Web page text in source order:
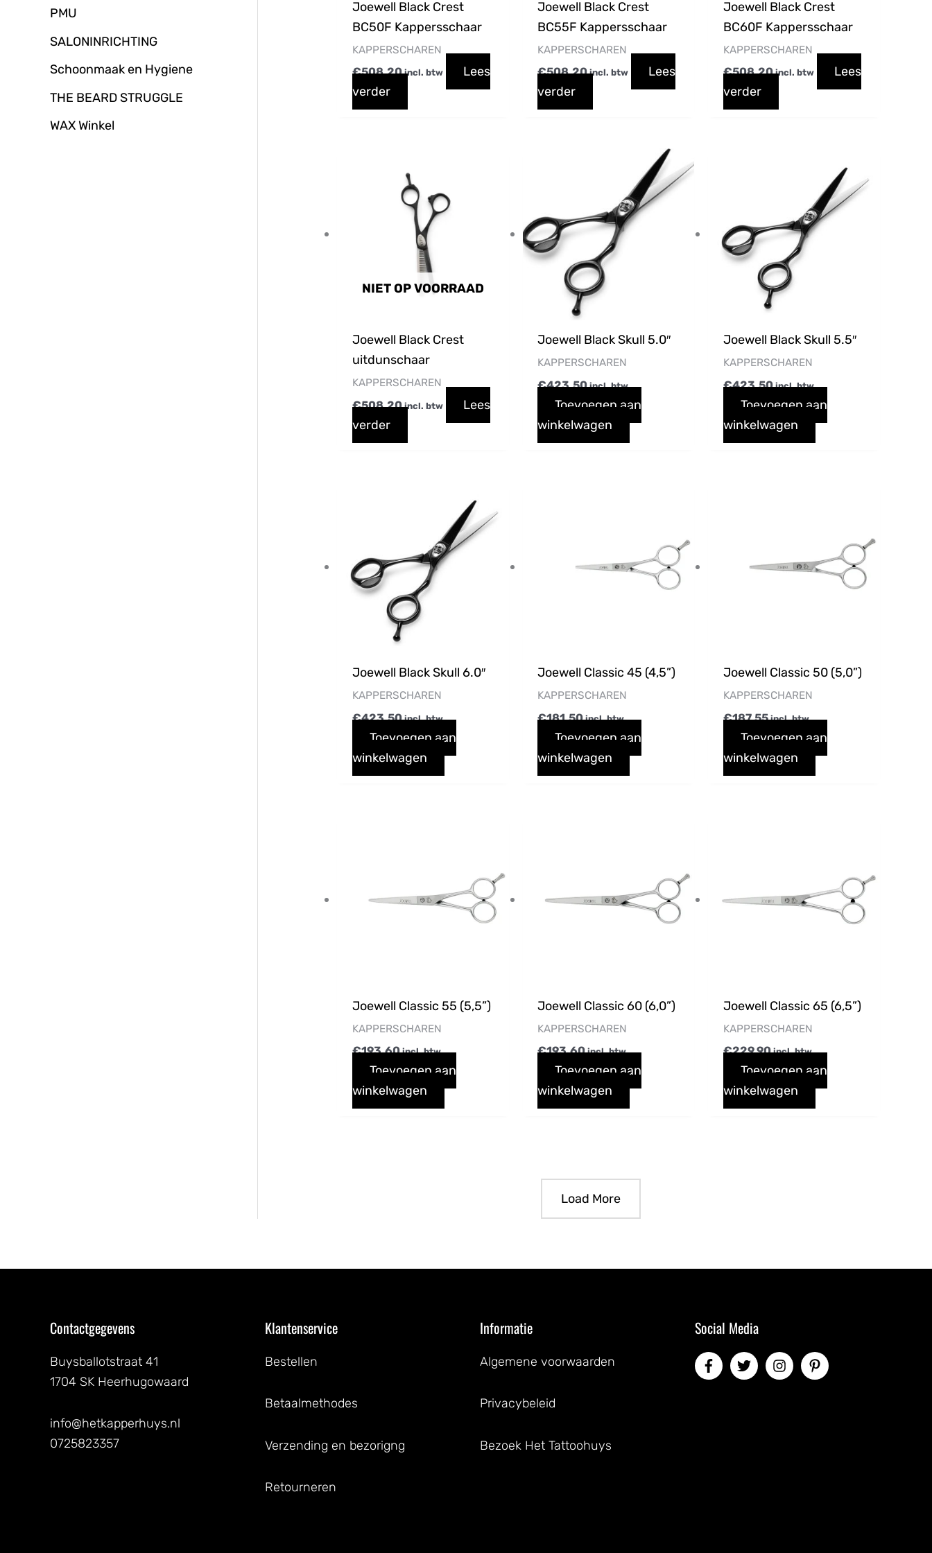
PMU
SALONINRICHTING
Schoonmaak en Hygiene
THE BEARD STRUGGLE
WAX Winkel
Joewell Black Crest
BC50F Kappersschaar
KAPPERSCHAREN
€508,20 incl. btw
Lees
verder
Joewell Black Crest
BC55F Kappersschaar
KAPPERSCHAREN
€508,20 incl. btw
Lees
verder
Joewell Black Crest
BC60F Kappersschaar
KAPPERSCHAREN
€508,20 incl. btw
Lees
verder
NIET OP VOORRAAD
Joewell Black Crest
uitdunschaar
KAPPERSCHAREN
€508,20 incl. btw
Lees
verder
Joewell Black Skull 5.0″
KAPPERSCHAREN
€423,50 incl. btw
Toevoegen aan
winkelwagen
Joewell Black Skull 5.5″
KAPPERSCHAREN
€423,50 incl. btw
Toevoegen aan
winkelwagen
Joewell Black Skull 6.0″
KAPPERSCHAREN
€423,50 incl. btw
Toevoegen aan
winkelwagen
Joewell Classic 45 (4,5”)
KAPPERSCHAREN
€181,50 incl. btw
Toevoegen aan
winkelwagen
Joewell Classic 50 (5,0”)
KAPPERSCHAREN
€187,55 incl. btw
Toevoegen aan
winkelwagen
Joewell Classic 55 (5,5”)
KAPPERSCHAREN
€193,60 incl. btw
Toevoegen aan
winkelwagen
Joewell Classic 60 (6,0”)
KAPPERSCHAREN
€193,60 incl. btw
Toevoegen aan
winkelwagen
Joewell Classic 65 (6,5”)
KAPPERSCHAREN
€229,90 incl. btw
Toevoegen aan
winkelwagen
Load More
Contactgegevens
Buysballotstraat 41
1704 SK Heerhugowaard
info@hetkapperhuys.nl
0725823357
Klantenservice
Bestellen
Betaalmethodes
Verzending en bezorigng
Retourneren
Informatie
Algemene voorwaarden
Privacybeleid
Bezoek Het Tattoohuys
Social Media